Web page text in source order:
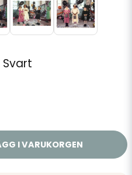
I VARUKORGEN